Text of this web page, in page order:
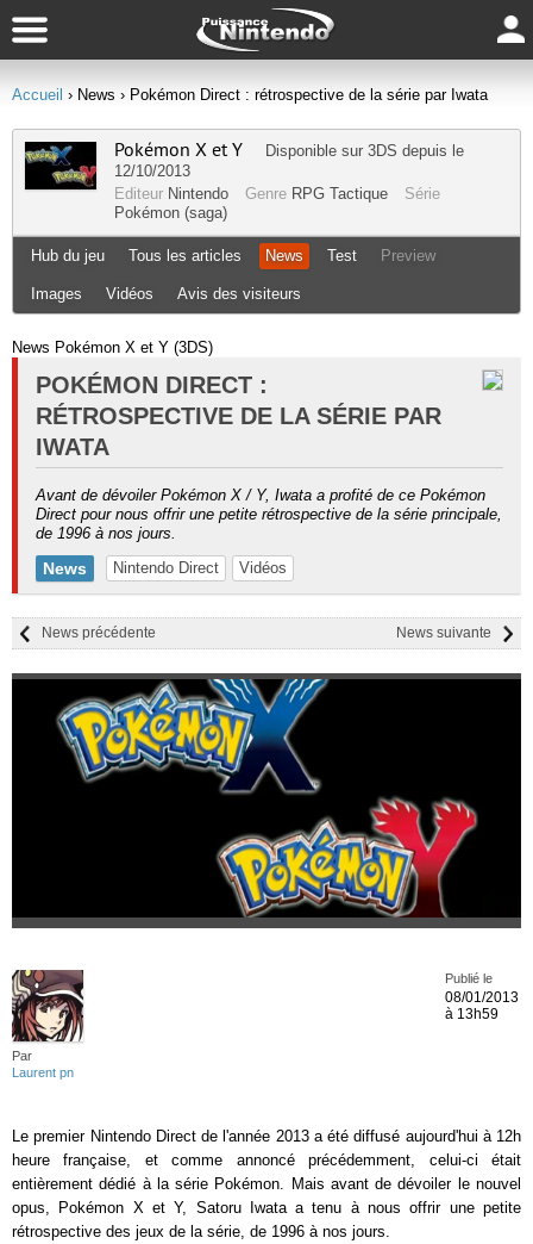
Accueil › News › Pokémon Direct : rétrospective de la série par Iwata
Pokémon X et Y Disponible sur 3DS depuis le
12/10/2013
Editeur Nintendo Genre RPG Tactique
Série
Pokémon (saga)
Hub du jeu Tous les articles News Test Preview
Images Vidéos Avis des visiteurs
News Pokémon X et Y (3DS)
POKÉMON DIRECT :
RÉTROSPECTIVE DE LA SÉRIE PAR
IWATA
Avant de dévoiler Pokémon X / Y, Iwata a profité de ce Pokémon
Direct pour nous offrir une petite rétrospective de la série principale,
de 1996 à nos jours.
News Nintendo Direct Vidéos
News suivante
News précédente
Par
Laurent pn
Publié le
08/01/2013
à 13h59
Le premier Nintendo Direct de l'année 2013 a été diffusé aujourd'hui à 12h
heure française, et comme annoncé précédemment, celui-ci était
entièrement dédié à la série Pokémon. Mais avant de dévoiler le nouvel
opus, Pokémon X et Y, Satoru Iwata a tenu à nous offrir une petite
rétrospective des jeux de la série, de 1996 à nos jours.